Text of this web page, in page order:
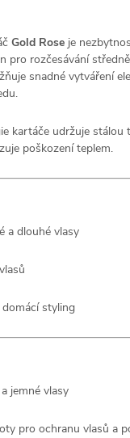
Gold Rose je
pro rozčesávání
snadné vytváření
kartáče udržuje stálou
poškození teplem.
a dlouhé vlasy
styling
jemné vlasy
pro ochranu vlasů a